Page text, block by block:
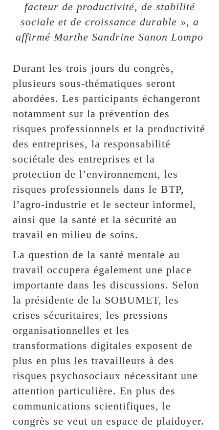
facteur de productivité, de stabilité
sociale et de croissance durable », a
affirmé Marthe Sandrine Sanon Lompo
Durant les trois jours du congrès,
plusieurs sous-thématiques seront
abordées. Les participants échangeront
notamment sur la prévention des
risques professionnels et la productivité
des entreprises, la responsabilité
sociétale des entreprises et la
protection de l’environnement, les
risques professionnels dans le BTP,
l’agro-industrie et le secteur informel,
ainsi que la santé et la sécurité au
travail en milieu de soins.
La question de la santé mentale au
travail occupera également une place
importante dans les discussions. Selon
la présidente de la SOBUMET, les
crises sécuritaires, les pressions
organisationnelles et les
transformations digitales exposent de
plus en plus les travailleurs à des
risques psychosociaux nécessitant une
attention particulière. En plus des
communications scientifiques, le
congrès se veut un espace de plaidoyer.